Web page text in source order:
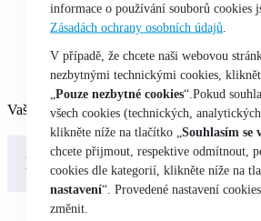
Home
Auto-moto
Automobily nákladní a návěsy
Vašemu výběru neodpovídají žádné
Kategorie
informace o používání souborů cookies
Zásadách ochrany osobních údajů
V případě, že chcete naši webovou
nezbytnými technickými cookies,
„Pouze nezbytné cookies“.Pokud
všech cookies (technických,
klikněte níže na tlačítko „Souhlasím se
chcete přijmout, respektive odmítnout,
cookies dle kategorií, klikněte níže na
nastavení“. Provedené nastavení
změnit.